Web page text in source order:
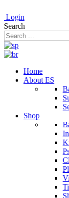
Login
Search
Home
About ES
Shop